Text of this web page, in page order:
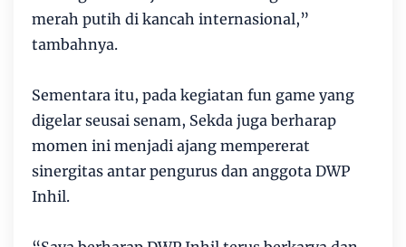
merah putih di kancah internasional,”
tambahnya.
Sementara itu, pada kegiatan fun game yang
digelar seusai senam, Sekda juga berharap
momen ini menjadi ajang mempererat
sinergitas antar pengurus dan anggota DWP
Inhil.